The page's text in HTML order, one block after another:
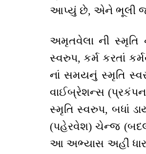
આપ્યું છે, એને ભૂલી
અમૃતવેલા ની સ્મૃતિ
સ્વરુપ, કર્મ કરતાં
નાં સમયનું સ્મૃતિ
વાઈબ્રેશન્સ
સ્મૃતિ સ્વરુપ, બધાં
(પહેરવેશ) ચેન્જ
આ અભ્યાસ અહીં